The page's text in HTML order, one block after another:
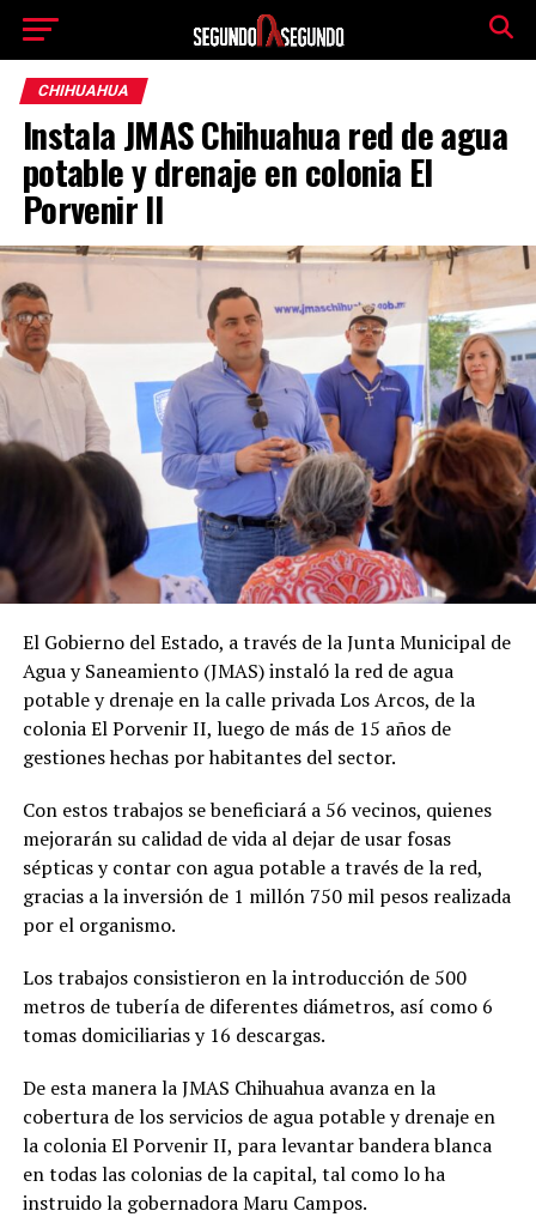
CHIHUAHUA
Instala JMAS Chihuahua red de agua
potable y drenaje en colonia El
Porvenir II
El Gobierno del Estado, a través de la Junta Municipal de
Agua y Saneamiento (JMAS) instaló la red de agua
potable y drenaje en la calle privada Los Arcos, de la
colonia El Porvenir II, luego de más de 15 años de
gestiones hechas por habitantes del sector.
Con estos trabajos se beneficiará a 56 vecinos, quienes
mejorarán su calidad de vida al dejar de usar fosas
sépticas y contar con agua potable a través de la red,
gracias a la inversión de 1 millón 750 mil pesos realizada
por el organismo.
Los trabajos consistieron en la introducción de 500
metros de tubería de diferentes diámetros, así como 6
tomas domiciliarias y 16 descargas.
De esta manera la JMAS Chihuahua avanza en la
cobertura de los servicios de agua potable y drenaje en
la colonia El Porvenir II, para levantar bandera blanca
en todas las colonias de la capital, tal como lo ha
instruido la gobernadora Maru Campos.